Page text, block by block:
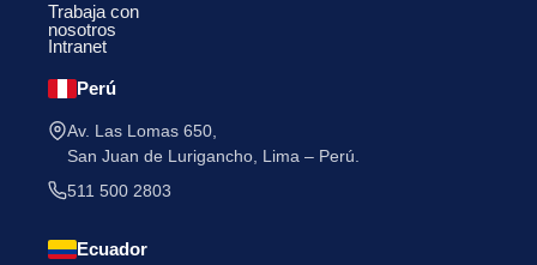
Trabaja con
nosotros
Intranet
Perú
Av. Las Lomas 650,
San Juan de Lurigancho, Lima – Perú.
511 500 2803
Ecuador